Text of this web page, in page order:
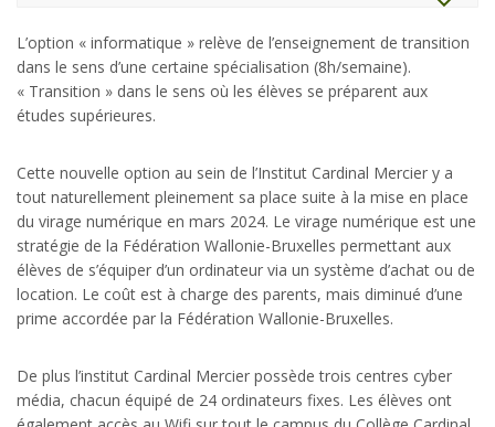
L’option « informatique » relève de l’enseignement de transition
dans le sens d’une certaine spécialisation (8h/semaine).
« Transition » dans le sens où les élèves se préparent aux
études supérieures.
Cette nouvelle option au sein de l’Institut Cardinal Mercier y a
tout naturellement pleinement sa place suite à la mise en place
du virage numérique en mars 2024. Le virage numérique est une
stratégie de la Fédération Wallonie-Bruxelles permettant aux
élèves de s’équiper d’un ordinateur via un système d’achat ou de
location. Le coût est à charge des parents, mais diminué d’une
prime accordée par la Fédération Wallonie-Bruxelles.
De plus l’institut Cardinal Mercier possède trois centres cyber
média, chacun équipé de 24 ordinateurs fixes. Les élèves ont